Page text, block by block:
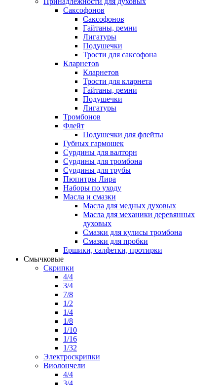
Саксофонов
Саксофонов
Гайтаны, ремни
Лигатуры
Подушечки
Трости для саксофона
Кларнетов
Кларнетов
Трости для кларнета
Гайтаны, ремни
Подушечки
Лигатуры
Тромбонов
Флейт
Подушечки для флейты
Губных гармошек
Сурдины для валторн
Сурдины для тромбона
Сурдины для трубы
Пюпитры Лира
Наборы по уходу
Масла и смазки
Масла для медных духовых
Масла для механики деревянных
духовых
Смазки для кулисы тромбона
Смазки для пробки
Ершики, салфетки, протирки
Смычковые
Скрипки
4/4
3/4
7/8
1/2
1/4
1/8
1/10
1/16
1/32
Электроскрипки
Виолончели
4/4
3/4